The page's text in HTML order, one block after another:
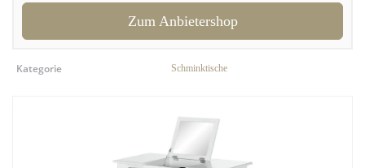
Zum Anbietershop
Kategorie Schminktische